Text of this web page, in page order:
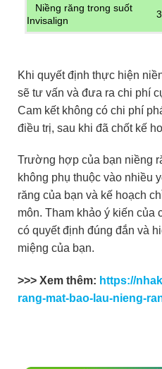
Niềng răng trong suốt
Invisalign
Khi quyết định thực hiện
sẽ tư vấn và đưa ra chi phí
Cam kết không có chi phí
điều trị, sau khi đã chốt kế
Trường hợp của bạn niềng
không phụ thuộc vào nhiều
răng của bạn và kế hoạch
môn. Tham khảo ý kiến của
có quyết định đúng đắn và
miệng của bạn.
>>> Xem thêm: https://
rang-mat-bao-lau-nieng-